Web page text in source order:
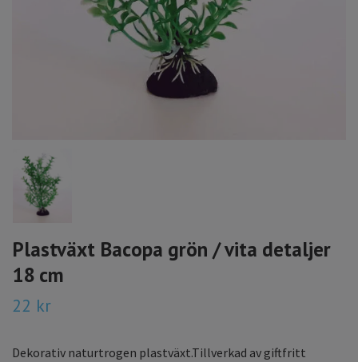
Plastväxt Bacopa grön / vita detaljer
18 cm
22 kr
Dekorativ naturtrogen plastväxt.Tillverkad av giftfritt